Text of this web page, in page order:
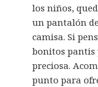
los niños,
un pantalón
camisa. Si
bonitos pantis
preciosa.
punto para